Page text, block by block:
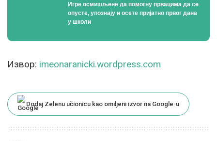
Игре осмишљене да помогну првацима да се
опусте, упознају и осете пријатно првог дана
у школи
Извор: imeonaranicki.wordpress.com
Dodaj Zelenu učionicu kao omiljeni izvor na Google-u